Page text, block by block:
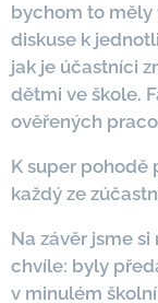
bychom to měly
diskuse k
jak je účastníci
dětmi ve škole.
ověřených
K super pohodě
každý ze
Na závěr jsme
chvíle: byly
v minulém